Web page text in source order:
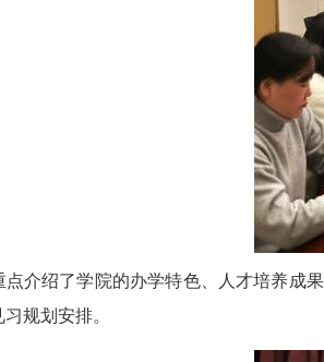
点介绍了学院的办学特色、人才培养成
规划安排。